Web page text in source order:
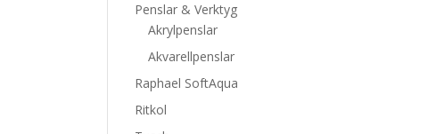
Penslar & Verktyg
Akrylpenslar
Akvarellpenslar
Raphael SoftAqua
Ritkol